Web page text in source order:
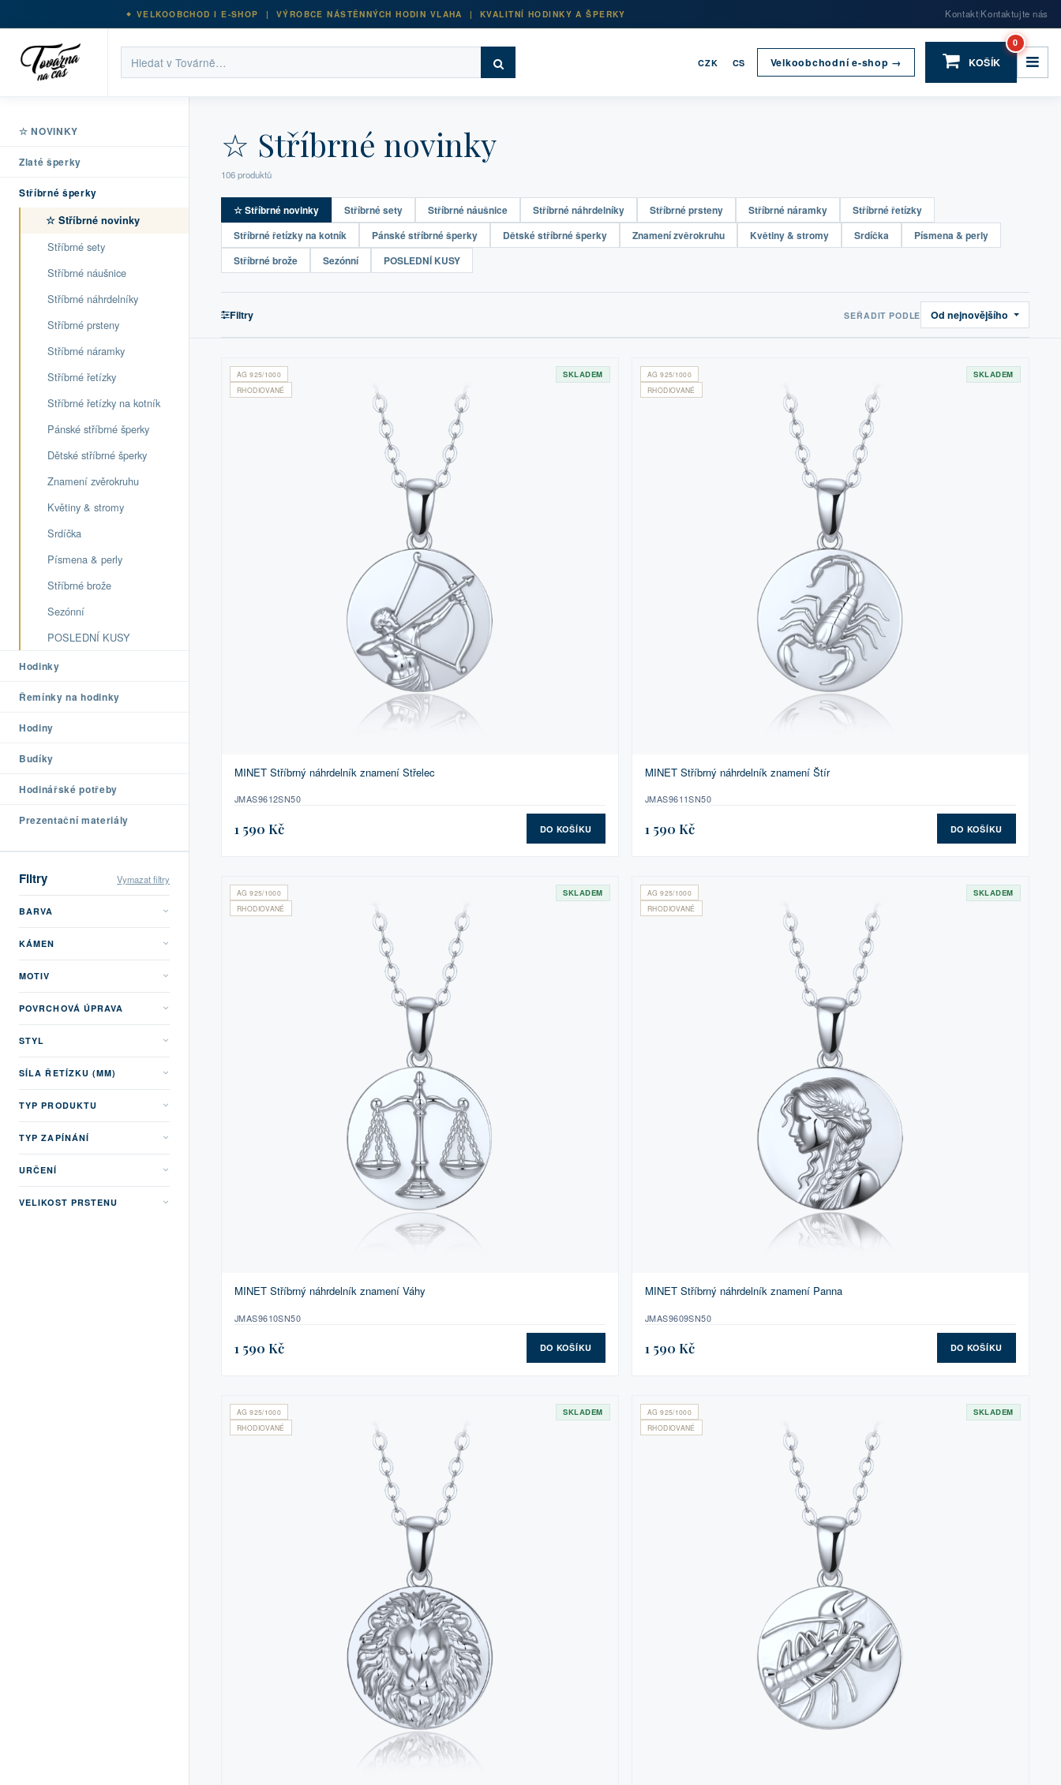
VELKOOBCHOD I E-SHOP | VÝROBCE NÁSTĚNNÝCH HODIN VLAHA | KVALITNÍ HODINKY A ŠPERKY Kontakt|Kontaktujte nás
CZK CS Velkoobchodní e-shop → KOŠÍK
0
☆ NOVINKY
Zlaté šperky
Stříbrné šperky
☆ Stříbrné novinky
Stříbrné sety
Stříbrné náušnice
Stříbrné náhrdelníky
Stříbrné prsteny
Stříbrné náramky
Stříbrné řetízky
Stříbrné řetízky na kotník
Pánské stříbrné šperky
Dětské stříbrné šperky
Znamení zvěrokruhu
Květiny & stromy
Srdíčka
Písmena & perly
Stříbrné brože
Sezónní
POSLEDNÍ KUSY
Hodinky
Řemínky na hodinky
Hodiny
Budíky
Hodinářské potřeby
Prezentační materiály
Filtry Vymazat filtry
BARVA
KÁMEN
MOTIV
POVRCHOVÁ ÚPRAVA
STYL
SÍLA ŘETÍZKU (MM)
TYP PRODUKTU
TYP ZAPÍNÁNÍ
URČENÍ
VELIKOST PRSTENU
☆ Stříbrné novinky
106 produktů
☆ Stříbrné novinky Stříbrné sety Stříbrné náušnice Stříbrné náhrdelníky Stříbrné prsteny Stříbrné náramky
Stříbrné řetízky
Stříbrné řetízky na kotník
Pánské stříbrné šperky Dětské stříbrné šperky Znamení zvěrokruhu Květiny & stromy Srdíčka
Písmena & perly
Stříbrné brože
Sezónní POSLEDNÍ KUSY
Filtry SEŘADIT PODLE Od nejnovějšího
AG 925/1000
RHODIOVANÉ
SKLADEM
MINET Stříbrný náhrdelník znamení Střelec
JMAS9612SN50
1 590 Kč DO KOŠÍKU
AG 925/1000
RHODIOVANÉ
SKLADEM
MINET Stříbrný náhrdelník znamení Štír
JMAS9611SN50
1 590 Kč DO KOŠÍKU
AG 925/1000
RHODIOVANÉ
SKLADEM
MINET Stříbrný náhrdelník znamení Váhy
JMAS9610SN50
1 590 Kč DO KOŠÍKU
AG 925/1000
RHODIOVANÉ
SKLADEM
MINET Stříbrný náhrdelník znamení Panna
JMAS9609SN50
1 590 Kč DO KOŠÍKU
AG 925/1000
RHODIOVANÉ
SKLADEM
AG 925/1000
RHODIOVANÉ
SKLADEM